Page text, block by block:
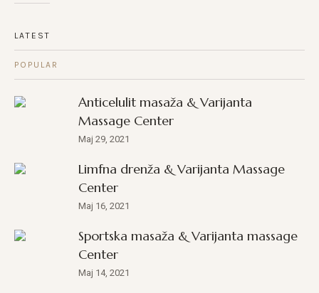
LATEST
POPULAR
Anticelulit masaža & Varijanta
Massage Center
Maj 29, 2021
Limfna drenža & Varijanta Massage
Center
Maj 16, 2021
Sportska masaža & Varijanta massage
Center
Maj 14, 2021